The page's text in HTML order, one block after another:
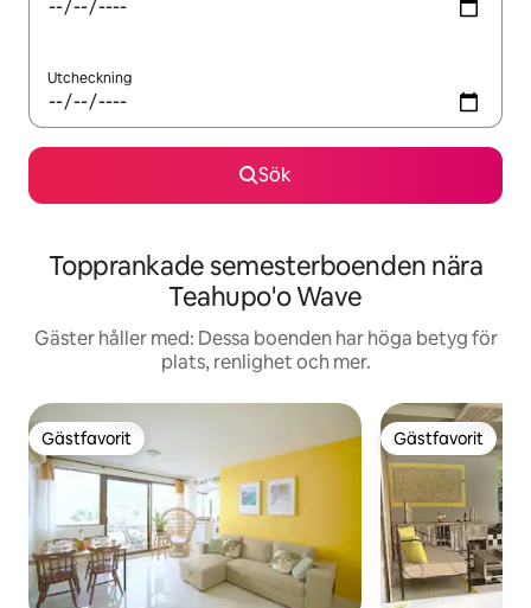
Utcheckning
Sök
Topprankade semesterboenden nära
Teahupo'o Wave
Gäster håller med: Dessa boenden har höga betyg för
plats, renlighet och mer.
Gästfavorit
Gästfavorit Gästfavorit
Gästfavorit